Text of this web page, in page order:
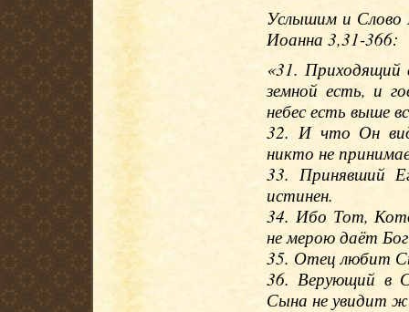
Услышим и Слово
Иоанна 3,31-366:
«31. Приходящий
земной есть, и
небес есть выше
32. И что Он
никто не
33. Принявший
истинен.
34. Ибо Тот,
не мерою даёт
35. Отец любит
36. Верующий в
Сына не увидит